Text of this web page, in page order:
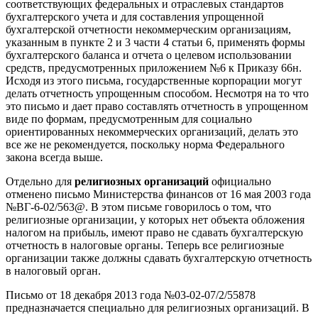
соответствующих федеральных и отраслевых стандартов
бухгалтерского учета и для составления упрощенной
бухгалтерской отчетности некоммерческим организациям,
указанным в пункте 2 и 3 части 4 статьи 6, применять формы
бухгалтерского баланса и отчета о целевом использовании
средств, предусмотренных приложением №6 к Приказу 66н.
Исходя из этого письма, государственные корпорации могут
делать отчетность упрощенным способом. Несмотря на то что
это письмо и дает право составлять отчетность в упрощенном
виде по формам, предусмотренным для социально
ориентированных некоммерческих организаций, делать это
все же не рекомендуется, поскольку норма Федерального
закона всегда выше.
Отдельно для религиозных организаций официально
отменено письмо Министерства финансов от 16 мая 2003 года
№ВГ-6-02/563@. В этом письме говорилось о том, что
религиозные организации, у которых нет объекта обложения
налогом на прибыль, имеют право не сдавать бухгалтерскую
отчетность в налоговые органы. Теперь все религиозные
организации также должны сдавать бухгалтерскую отчетность
в налоговый орган.
Письмо от 18 декабря 2013 года №03-02-07/2/55878
предназначается специально для религиозных организаций. В